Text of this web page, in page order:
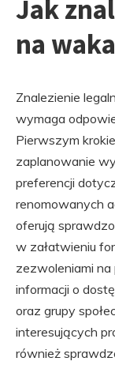
Jak
na
Znalezienie
wymaga
Pierwszym
zaplanowanie
preferencji
renomowanych
oferują
w załatwieniu
zezwoleniami na
informacji o
oraz grupy
interesujących
również